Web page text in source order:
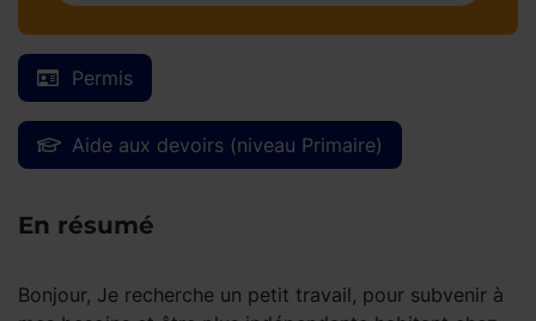
Permis
Aide aux devoirs (niveau Primaire)
En résumé
Bonjour, Je recherche un petit travail, pour subvenir à